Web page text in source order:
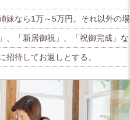
妹なら1万～5万円。それ以外の
、「新居御祝」、「祝御完成」
招待してお返しとする。